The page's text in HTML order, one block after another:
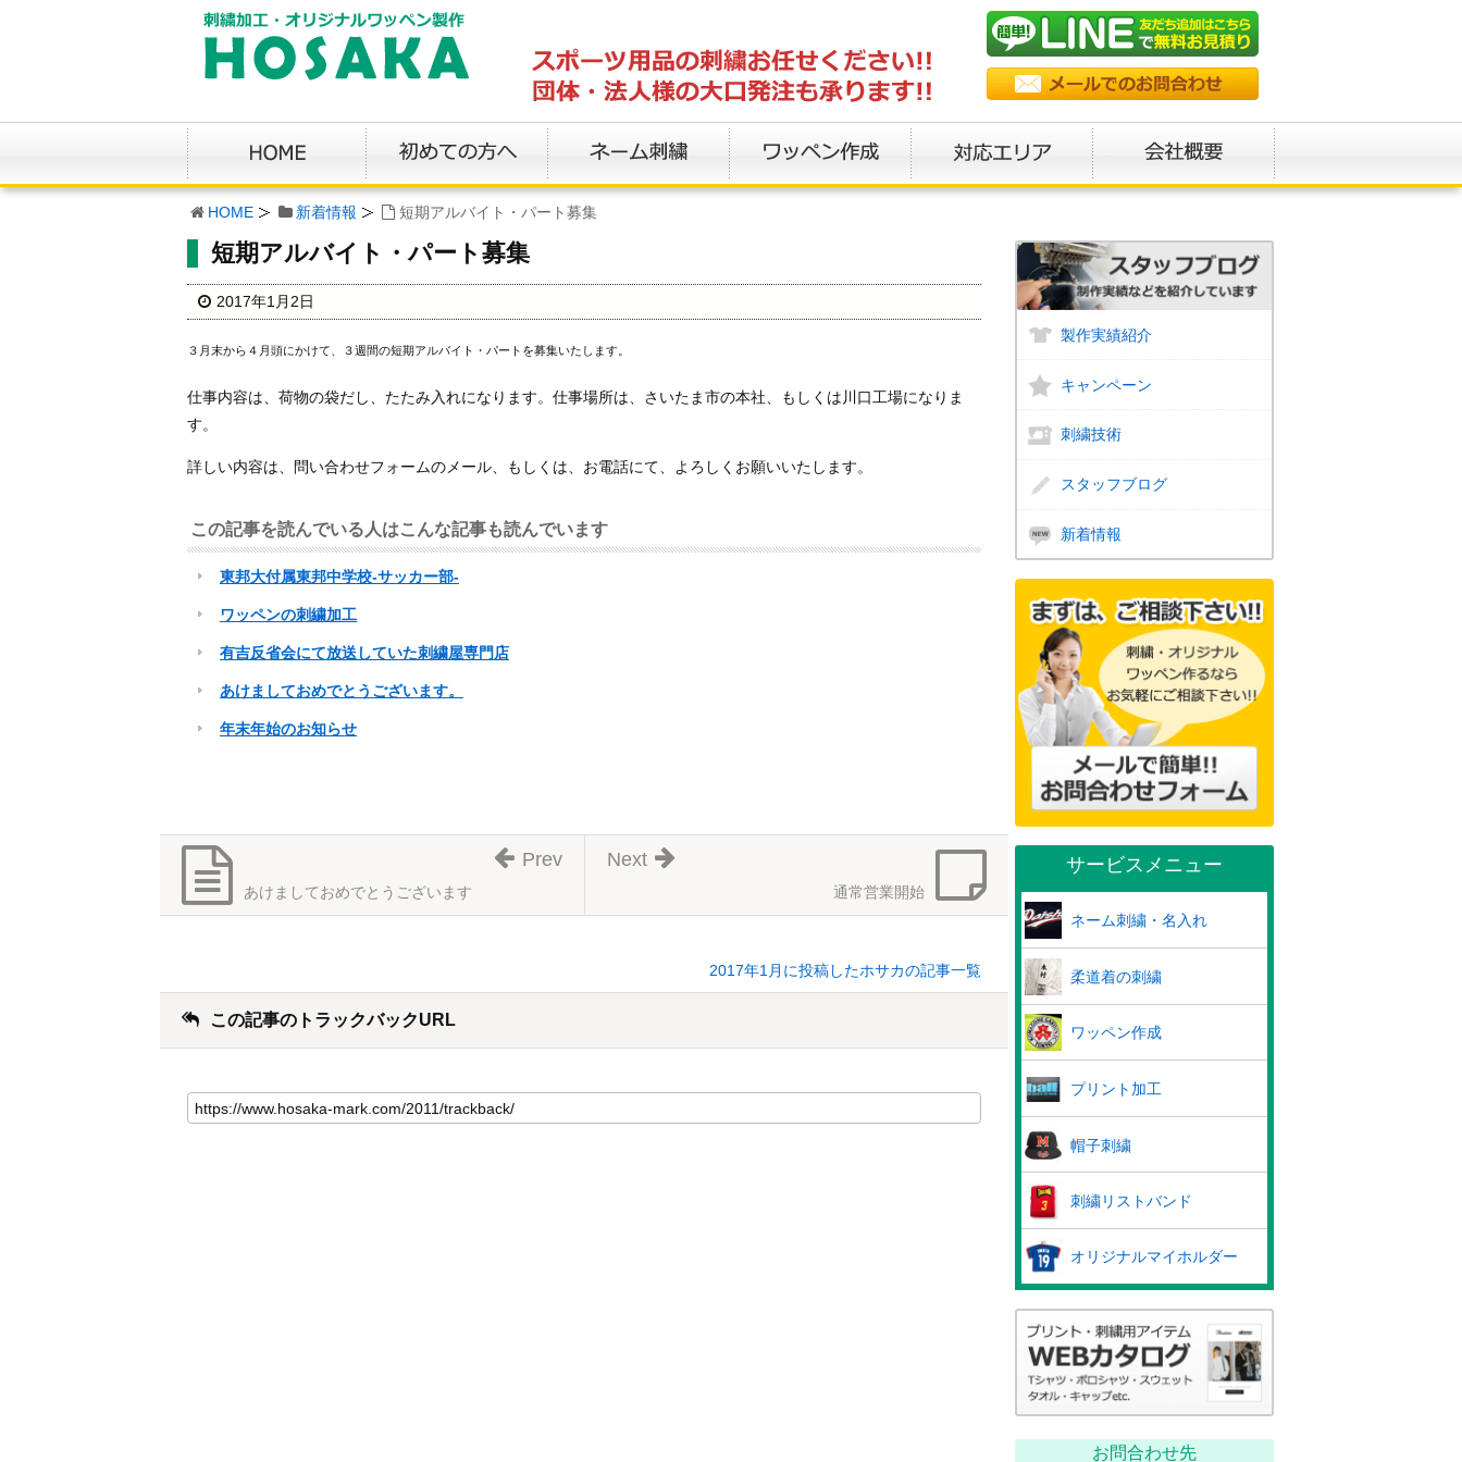
HOME 新着情報 短期アルバイト・パート募集
短期アルバイト・パート募集
2017年1月2日
３月末から４月頭にかけて、３週間の短期アルバイト・パートを募集いたします。
仕事内容は、荷物の袋だし、たたみ入れになります。仕事場所は、さいたま市の本社、もしくは川口工場になりま
す。
詳しい内容は、問い合わせフォームのメール、もしくは、お電話にて、よろしくお願いいたします。
この記事を読んでいる人はこんな記事も読んでいます
東邦大付属東邦中学校-サッカー部-
ワッペンの刺繍加工
有吉反省会にて放送していた刺繍屋専門店
あけましておめでとうございます。
年末年始のお知らせ
通常営業開始
Next
あけましておめでとうございます
Prev
2017年1月に投稿したホサカの記事一覧
この記事のトラックバックURL
製作実績紹介
キャンペーン
刺繍技術
スタッフブログ
新着情報
サービスメニュー
ネーム刺繍・名入れ
柔道着の刺繍
ワッペン作成
プリント加工
帽子刺繍
刺繍リストバンド
オリジナルマイホルダー
お問合わせ先